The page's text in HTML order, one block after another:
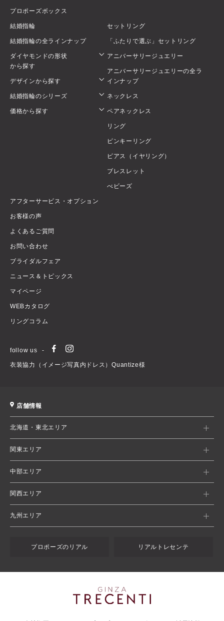
プロポーズボックス
結婚指輪
結婚指輪の全ラインナップ
ダイヤモンドの形状
から探す
デザインから探す
結婚指輪のシリーズ
価格から探す
セットリング
「ふたりで選ぶ」セットリング
アニバーサリージュエリー
アニバーサリージュエリーの全ラ
インナップ
ネックレス
ペアネックレス
リング
ピンキーリング
ピアス（イヤリング）
ブレスレット
べビーズ
アフターサービス・オプション
お客様の声
よくあるご質問
お問い合わせ
ブライダルフェア
ニュース＆トピックス
マイページ
WEBカタログ
リングコラム
follow us
衣装協力（イメージ写真内ドレス）Quantize様
店舗情報
北海道・東北エリア
関東エリア
中部エリア
関西エリア
九州エリア
プロポーズのリアル リアルトレセンテ